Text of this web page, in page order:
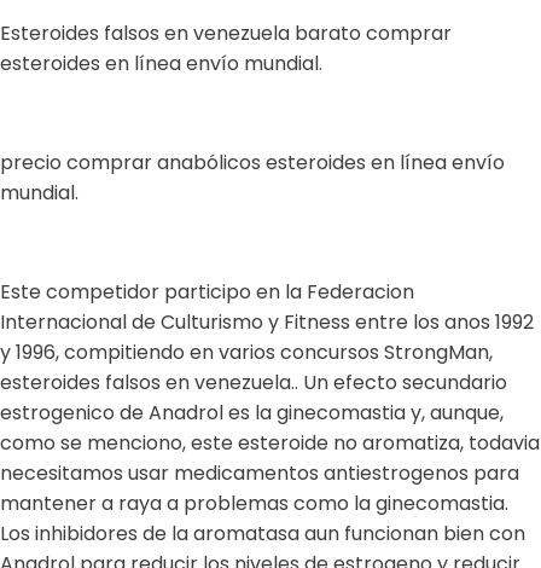
Esteroides falsos en venezuela barato comprar
esteroides en línea envío mundial.
precio comprar anabólicos esteroides en línea envío
mundial.
Este competidor participo en la Federacion
Internacional de Culturismo y Fitness entre los anos 1992
y 1996, compitiendo en varios concursos StrongMan,
esteroides falsos en venezuela.. Un efecto secundario
estrogenico de Anadrol es la ginecomastia y, aunque,
como se menciono, este esteroide no aromatiza, todavia
necesitamos usar medicamentos antiestrogenos para
mantener a raya a problemas como la ginecomastia.
Los inhibidores de la aromatasa aun funcionan bien con